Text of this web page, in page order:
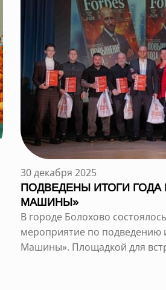
30 декабря 2025
ПОДВЕДЕНЫ ИТОГИ ГОДА
МАШИНЫ»
В городе Болохово
мероприятие по подведению
Машины». Площадкой для